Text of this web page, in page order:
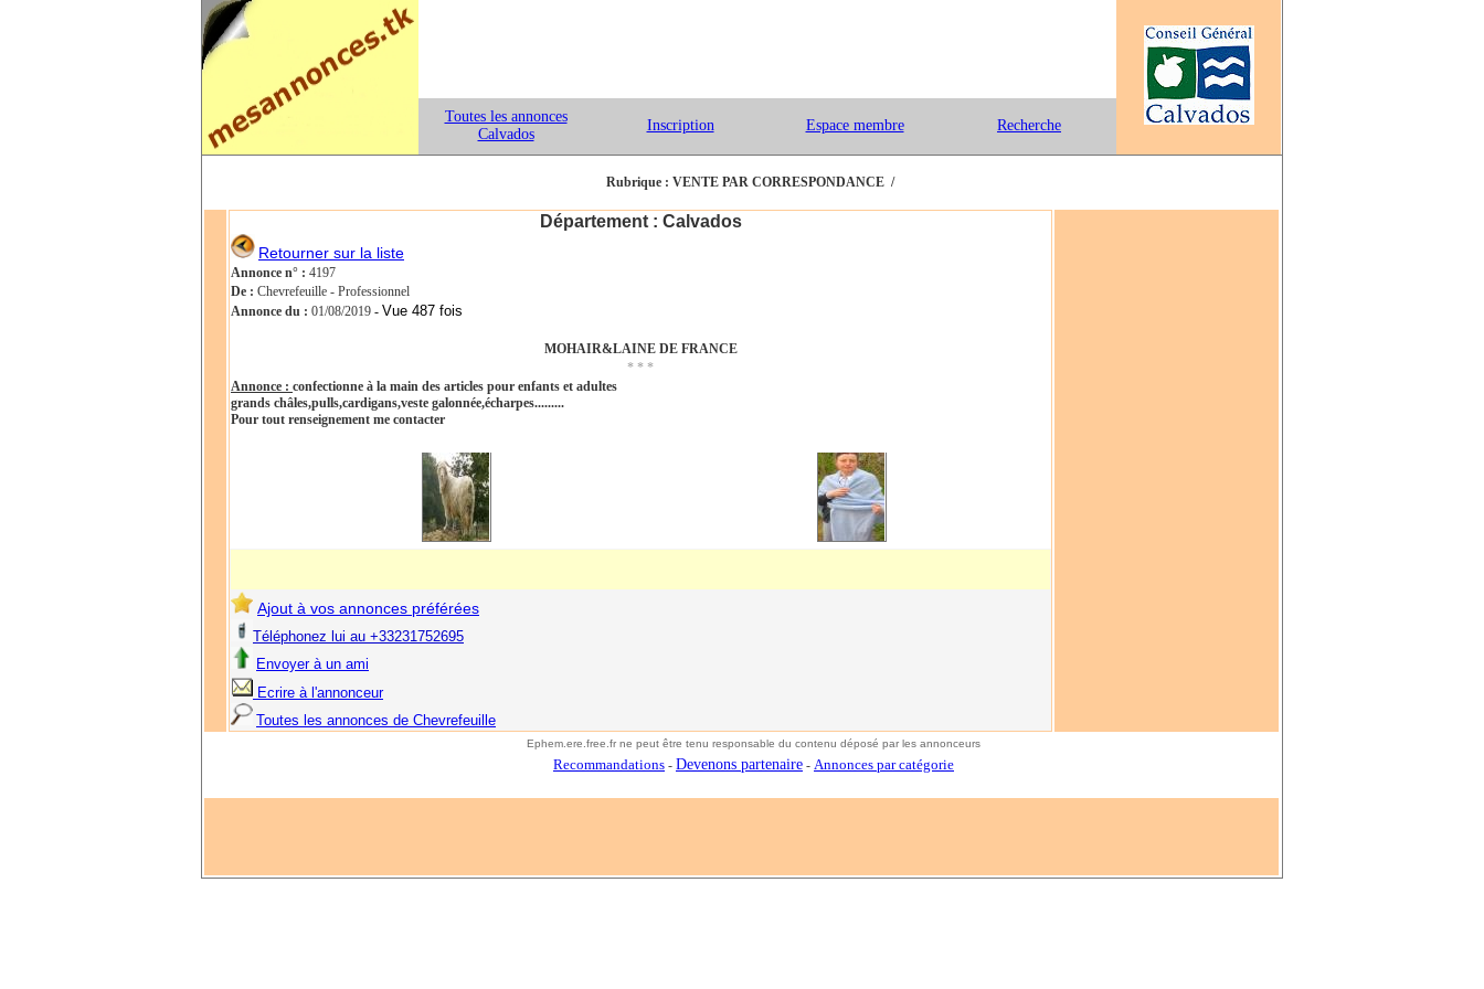
Toutes les annonces
Calvados
Inscription Espace membre Recherche
Rubrique : VENTE PAR CORRESPONDANCE /
Département : Calvados
Retourner sur la liste
Annonce n° : 4197
De : Chevrefeuille - Professionnel
Annonce du : 01/08/2019 - Vue 487 fois
MOHAIR&LAINE DE FRANCE
* * *
Annonce : confectionne à la main des articles pour enfants et adultes
grands châles,pulls,cardigans,veste galonnée,écharpes.........
Pour tout renseignement me contacter
Ajout à vos annonces préférées
Téléphonez lui au +33231752695
Envoyer à un ami
Ecrire à l'annonceur
Toutes les annonces de Chevrefeuille
Ephem.ere.free.fr ne peut être tenu responsable du contenu déposé par les annonceurs
Recommandations - Devenons partenaire - Annonces par catégorie